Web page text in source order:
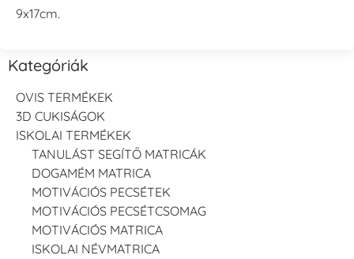
9x17cm.
Kategóriák
OVIS TERMÉKEK
3D CUKISÁGOK
ISKOLAI TERMÉKEK
TANULÁST SEGÍTŐ MATRICÁK
DOGAMÉM MATRICA
MOTIVÁCIÓS PECSÉTEK
MOTIVÁCIÓS PECSÉTCSOMAG
MOTIVÁCIÓS MATRICA
ISKOLAI NÉVMATRICA